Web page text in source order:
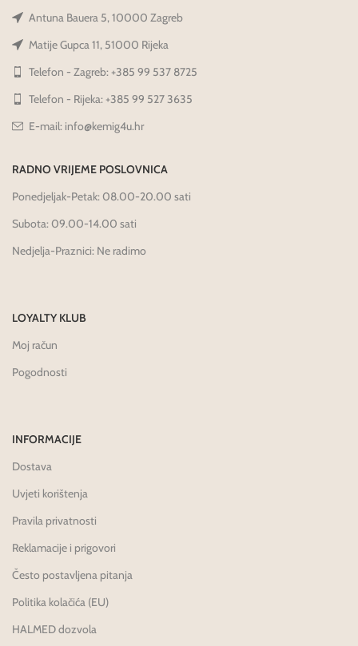
Antuna Bauera 5, 10000 Zagreb
Matije Gupca 11, 51000 Rijeka
Telefon - Zagreb: +385 99 537 8725
Telefon - Rijeka: +385 99 527 3635
E-mail: info@kemig4u.hr
RADNO VRIJEME POSLOVNICA
Ponedjeljak-Petak: 08.00-20.00 sati
Subota: 09.00-14.00 sati
Nedjelja-Praznici: Ne radimo
LOYALTY KLUB
Moj račun
Pogodnosti
INFORMACIJE
Dostava
Uvjeti korištenja
Pravila privatnosti
Reklamacije i prigovori
Često postavljena pitanja
Politika kolačića (EU)
HALMED dozvola